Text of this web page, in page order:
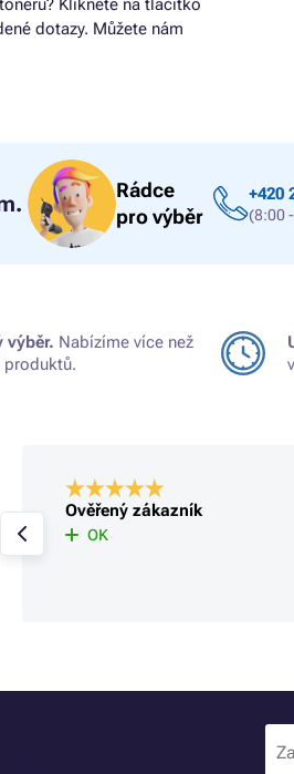
Klikněte na tlačítko
dotazy. Můžete nám
Rádce
pro výběr
+420
(8:00
výběr. Nabízíme více než
produktů.
Ověřený zákazník
OK